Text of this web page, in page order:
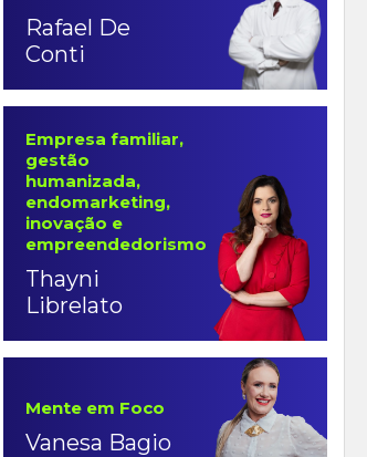
Rafael De
Conti
Empresa familiar,
gestão
humanizada,
endomarketing,
inovação e
empreendedorismo
Thayni
Librelato
Mente em Foco
Vanesa Bagio